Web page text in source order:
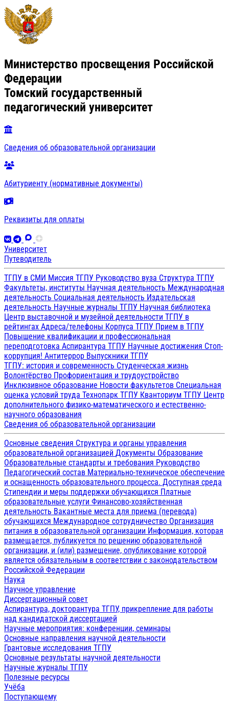
Министерство просвещения Российской
Федерации
Томский государственный
педагогический университет
Сведения об образовательной организации
Абитуриенту (нормативные документы)
Реквизиты для оплаты
Университет
Путеводитель
ТГПУ в СМИ Миссия ТГПУ Руководство вуза Структура ТГПУ
Факультеты, институты Научная деятельность Международная
деятельность Социальная деятельность Издательская
деятельность Научные журналы ТГПУ Научная библиотека
Центр выставочной и музейной деятельности ТГПУ в
рейтингах Адреса/телефоны Корпуса ТГПУ Прием в ТГПУ
Повышение квалификации и профессиональная
переподготовка Аспирантура ТГПУ Научные достижения Стоп-
коррупция! Антитеррор Выпускники ТГПУ
ТГПУ: история и современность Студенческая жизнь
Волонтёрство Профориентация и трудоустройство
Инклюзивное образование Новости факультетов Специальная
оценка условий труда Технопарк ТГПУ Кванториум ТГПУ Центр
дополнительного физико-математического и естественно-
научного образования
Сведения об образовательной организации
Основные сведения Структура и органы управления
образовательной организацией Документы Образование
Образовательные стандарты и требования Руководство
Педагогический состав Материально-техническое обеспечение
и оснащенность образовательного процесса. Доступная среда
Стипендии и меры поддержки обучающихся Платные
образовательные услуги Финансово-хозяйственная
деятельность Вакантные места для приема (перевода)
обучающихся Международное сотрудничество Организация
питания в образовательной организации Информация, которая
размещается, публикуется по решению образовательной
организации, и (или) размещение, опубликование которой
является обязательным в соответствии с законодательством
Российской Федерации
Наука
Научное управление
Диссертационный совет
Аспирантура, докторантура ТГПУ, прикрепление для работы
над кандидатской диссертацией
Научные мероприятия: конференции, семинары
Основные направления научной деятельности
Грантовые исследования ТГПУ
Основные результаты научной деятельности
Научные журналы ТГПУ
Полезные ресурсы
Учёба
Поступающему